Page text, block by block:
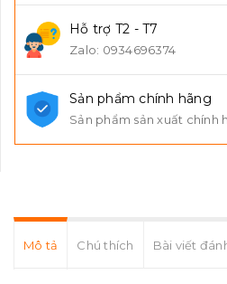
Hỗ trợ T2 - T7
Zalo: 0934696374
Sản phẩm chính hãng
Sản phẩm sản xuất chính
Mô tả Chú thích Bài viết